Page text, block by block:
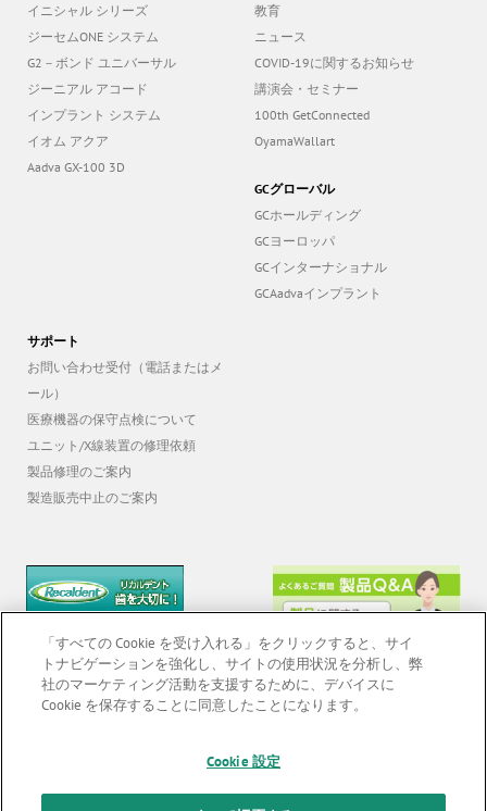
イニシャル シリーズ
ジーセムONE システム
G2－ボンド ユニバーサル
ジーニアル アコード
インプラント システム
イオム アクア
Aadva GX-100 3D
教育
ニュース
COVID-19に関するお知らせ
講演会・セミナー
100th GetConnected
OyamaWallart
GCグローバル
GCホールディング
GCヨーロッパ
GCインターナショナル
GCAadvaインプラント
サポート
お問い合わせ受付（電話またはメ
ール）
医療機器の保守点検について
ユニット/X線装置の修理依頼
製品修理のご案内
製造販売中止のご案内
無断転載禁止 | お問い合わせ
個人情報保護方針| クッキーポリシー| 透明性に関する指針|
「すべての Cookie を受け入れる」をクリックすると、サイ
トナビゲーションを強化し、サイトの使用状況を分析し、弊
社のマーケティング活動を支援するために、デバイスに
Cookie を保存することに同意したことになります。
Cookie 設定